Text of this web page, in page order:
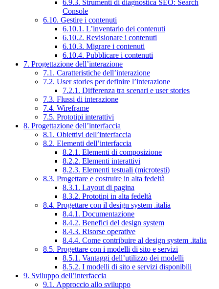
6.9.3. Strumenti di diagnostica SEO: Search
Console
6.10. Gestire i contenuti
6.10.1. L’inventario dei contenuti
6.10.2. Revisionare i contenuti
6.10.3. Migrare i contenuti
6.10.4. Pubblicare i contenuti
7. Progettazione dell’interazione
7.1. Caratteristiche dell’interazione
7.2. User stories per definire l’interazione
7.2.1. Differenza tra scenari e user stories
7.3. Flussi di interazione
7.4. Wireframe
7.5. Prototipi interattivi
8. Progettazione dell’interfaccia
8.1. Obiettivi dell’interfaccia
8.2. Elementi dell’interfaccia
8.2.1. Elementi di composizione
8.2.2. Elementi interattivi
8.2.3. Elementi testuali (microtesti)
8.3. Progettare e costruire in alta fedeltà
8.3.1. Layout di pagina
8.3.2. Prototipi in alta fedeltà
8.4. Progettare con il design system .italia
8.4.1. Documentazione
8.4.2. Benefici del design system
8.4.3. Risorse operative
8.4.4. Come contribuire al design system .italia
8.5. Progettare con i modelli di sito e servizi
8.5.1. Vantaggi dell’utilizzo dei modelli
8.5.2. I modelli di sito e servizi disponibili
9. Sviluppo dell’interfaccia
9.1. Approccio allo sviluppo